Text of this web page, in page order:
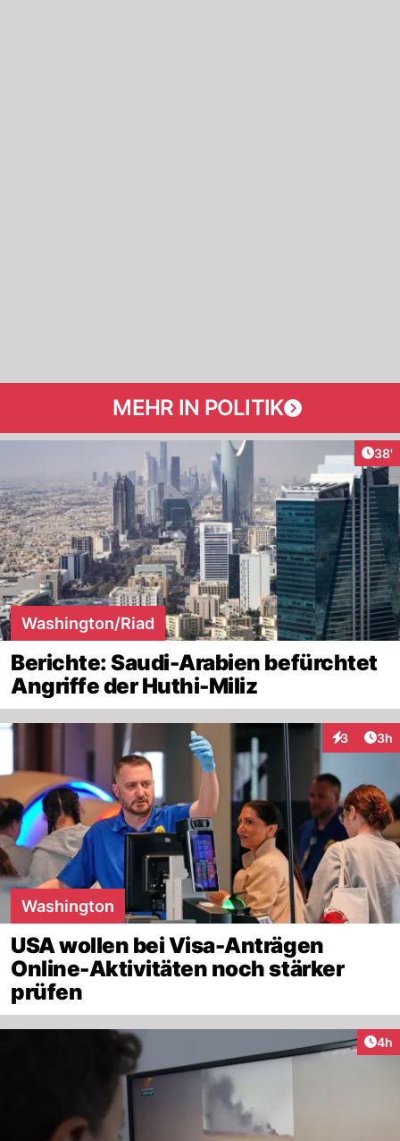
MEHR IN POLITIK
38'
Washington/Riad
Berichte: Saudi-Arabien befürchtet
Angriffe der Huthi-Miliz
3 3h
Washington
USA wollen bei Visa-Anträgen
Online-Aktivitäten noch stärker
prüfen
4h